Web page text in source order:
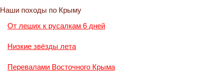
Наши походы по Крыму
От леших к русалкам 6 дней
Низкие звёзды лета
Перевалами Восточного Крыма